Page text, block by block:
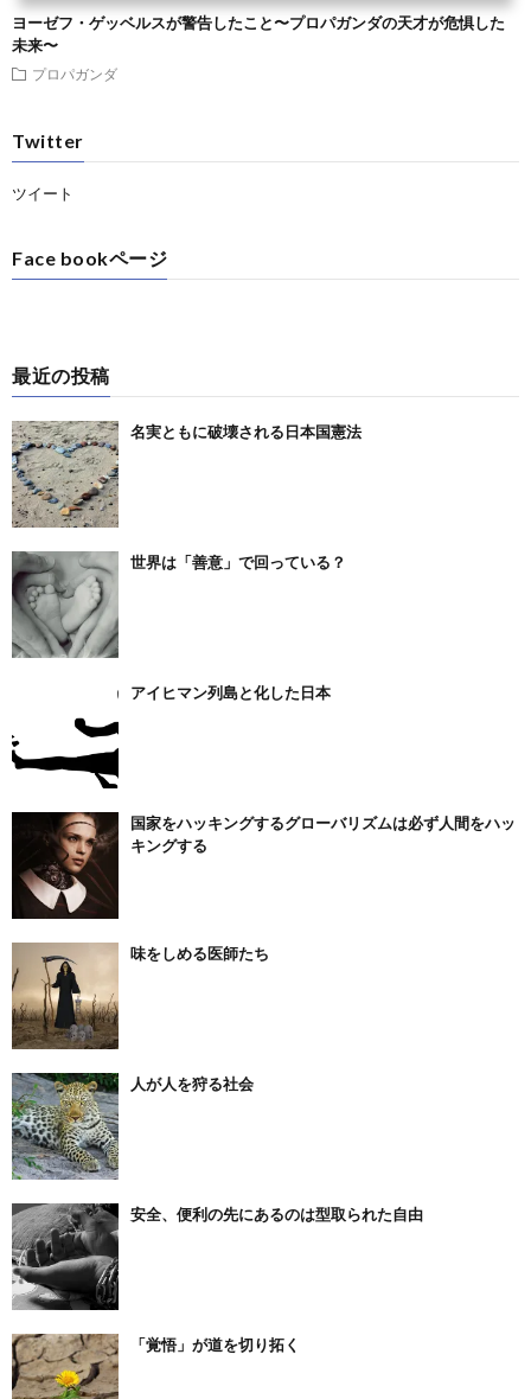
ヨーゼフ・ゲッベルスが警告したこと〜プロパガンダの天才が危惧した
未来〜
プロパガンダ
Twitter
ツイート
Face bookページ
最近の投稿
名実ともに破壊される日本国憲法
世界は「善意」で回っている？
アイヒマン列島と化した日本
国家をハッキングするグローバリズムは必ず人間をハッ
キングする
味をしめる医師たち
人が人を狩る社会
安全、便利の先にあるのは型取られた自由
「覚悟」が道を切り拓く